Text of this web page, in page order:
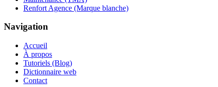
Renfort Agence (Marque blanche)
Navigation
Accueil
À propos
Tutoriels (Blog)
Dictionnaire web
Contact